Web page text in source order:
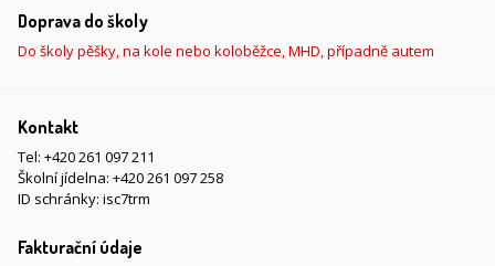
Doprava do školy
Do školy pěšky, na kole nebo koloběžce, MHD, případně autem
Kontakt
Tel: +420 261 097 211
Školní jídelna: +420 261 097 258
ID schránky: isc7trm
Fakturační údaje